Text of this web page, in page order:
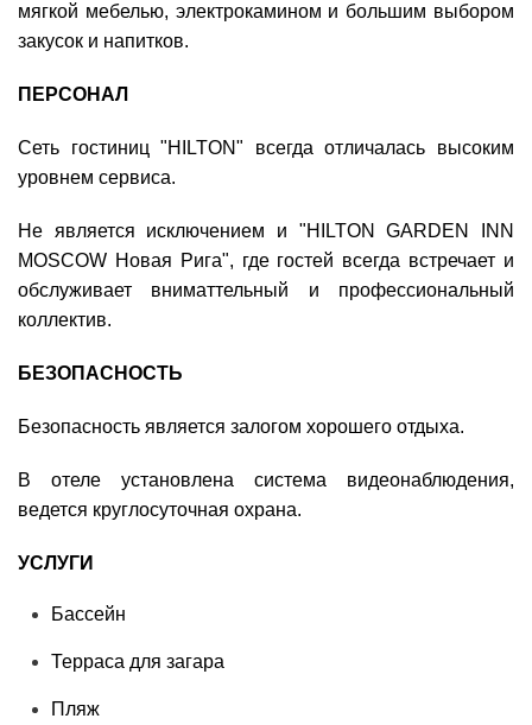
мягкой мебелью, электрокамином и большим выбором
закусок и напитков.
ПЕРСОНАЛ
Сеть гостиниц "HILTON" всегда отличалась высоким
уровнем сервиса.
Не является исключением и "HILTON GARDEN INN
MOSCOW Новая Рига", где гостей всегда встречает и
обслуживает вниматтельный и профессиональный
коллектив.
БЕЗОПАСНОСТЬ
Безопасность является залогом хорошего отдыха.
В отеле установлена система видеонаблюдения,
ведется круглосуточная охрана.
УСЛУГИ
Бассейн
Терраса для загара
Пляж